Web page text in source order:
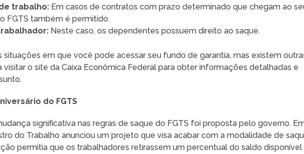
trabalho: Em casos de contratos com prazo determinado que chegam ao
FGTS também é permitido.
Neste caso, os dependentes possuem direito ao saque.
situações em que você pode acessar seu fundo de garantia, mas existem
visitar o site da Caixa Econômica Federal para obter informações detalhadas e
do FGTS
significativa nas regras de saque do FGTS foi proposta pelo governo.
do Trabalho anunciou um projeto que visa acabar com a modalidade de
permitia que os trabalhadores retirassem um percentual do saldo disponível